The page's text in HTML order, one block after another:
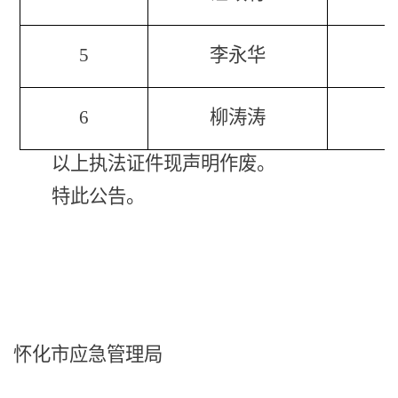
5 李永华
6 柳涛涛
以上执法证件现声明作废。
特此公告。
怀化市应急管理局